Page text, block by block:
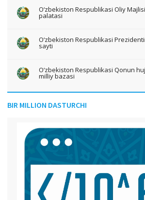
O‘zbekiston Respublikasi Oliy
palatasi
O‘zbekiston Respublikasi
sayti
O‘zbekiston Respublikasi Qonun
milliy bazasi
BIR MILLION DASTURCHI